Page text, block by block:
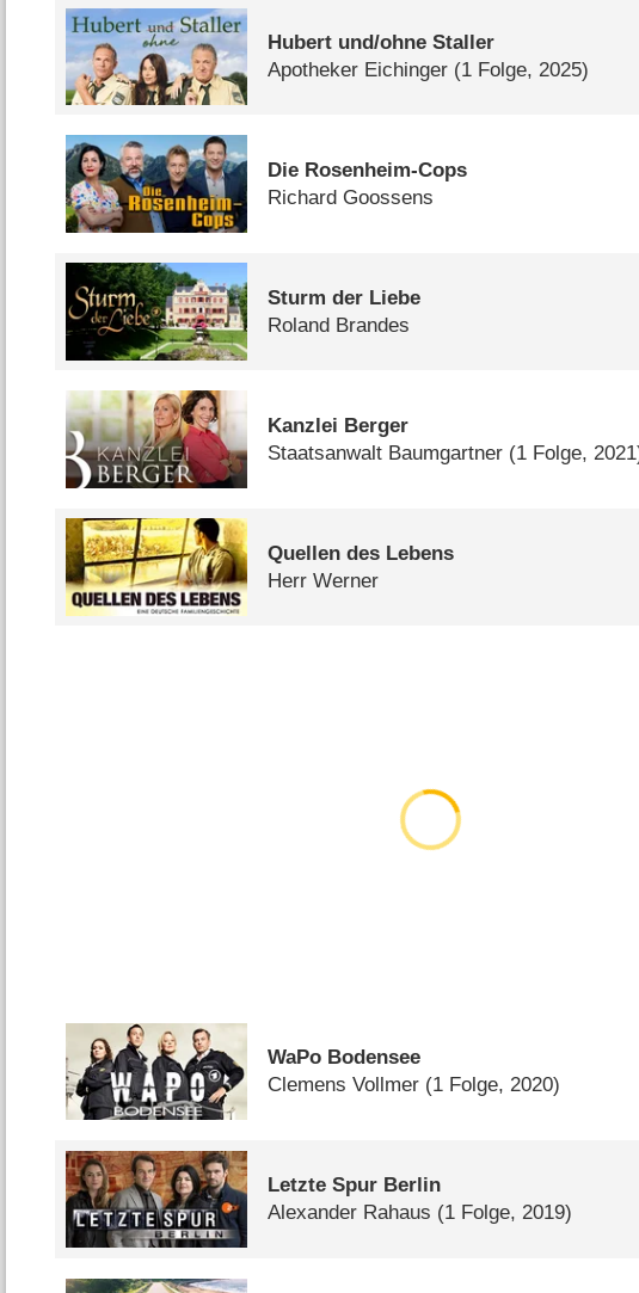
Hubert und/​ohne Staller
Apotheker Eichinger (1 Folge, 2025)
Die Rosenheim-Cops
Richard Goossens
Sturm der Liebe
Roland Brandes
Kanzlei Berger
Staatsanwalt Baumgartner (1 Folge,
Quellen des Lebens
Herr Werner
WaPo Bodensee
Clemens Vollmer (1 Folge, 2020)
Letzte Spur Berlin
Alexander Rahaus (1 Folge, 2019)